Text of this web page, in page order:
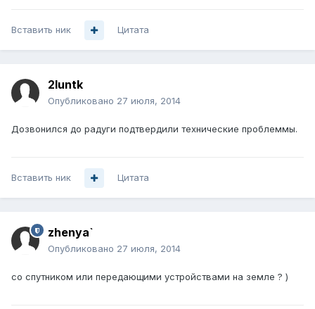
Вставить ник Цитата
2luntk
Опубликовано 27 июля, 2014
Дозвонился до радуги подтвердили технические проблеммы.
Вставить ник Цитата
zhenya`
Опубликовано 27 июля, 2014
со спутником или передающими устройствами на земле ? )